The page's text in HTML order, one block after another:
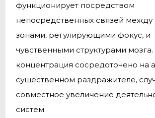
функционирует посредством
непосредственных связей
зонами, регулирующими фокус, и
чувственными структурами
концентрация сосредоточено на
существенном раздражителе,
совместное увеличение
систем.